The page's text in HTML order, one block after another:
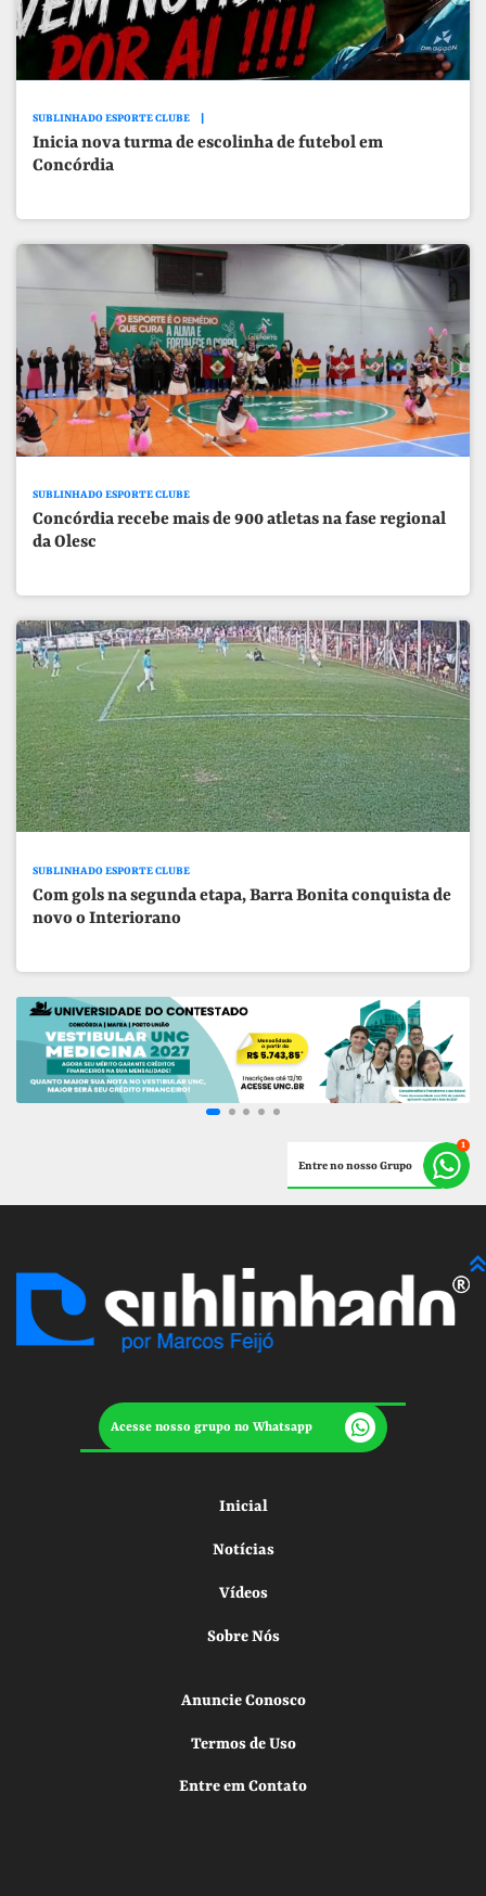
SUBLINHADO ESPORTE CLUBE
Inicia nova turma de escolinha de futebol em
Concórdia
SUBLINHADO ESPORTE CLUBE
Concórdia recebe mais de 900 atletas na fase regional
da Olesc
SUBLINHADO ESPORTE CLUBE
Com gols na segunda etapa, Barra Bonita conquista de
novo o Interiorano
Entre no nosso Grupo
Acesse nosso grupo no Whatsapp
Inicial
Notícias
Vídeos
Sobre Nós
Anuncie Conosco
Termos de Uso
Entre em Contato